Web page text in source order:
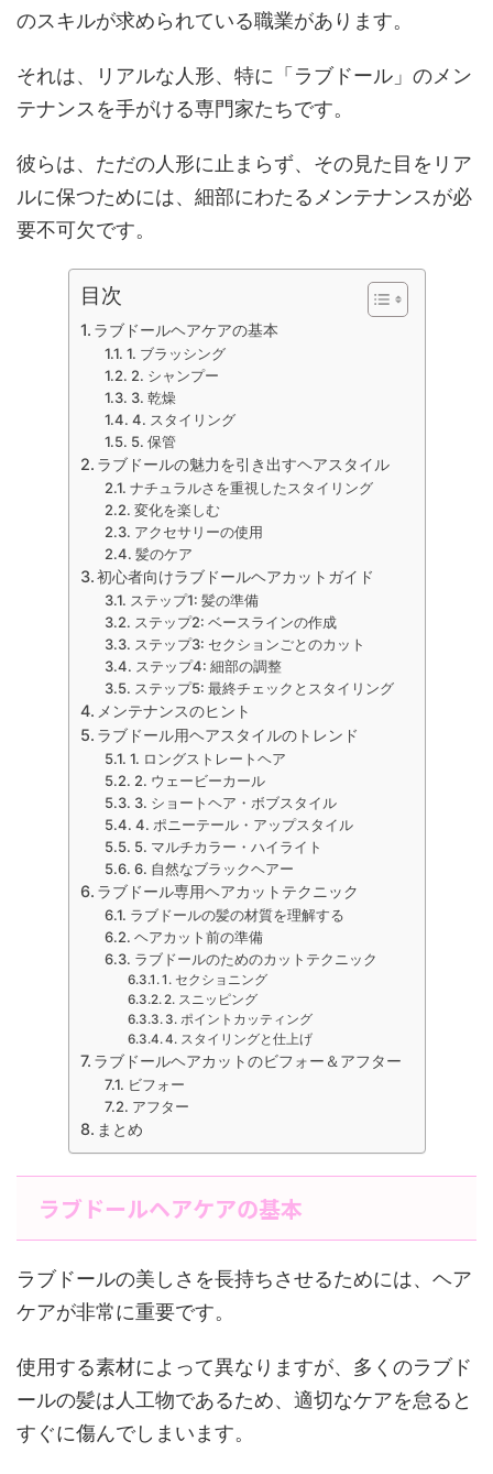
のスキルが求められている職業があります。
それは、リアルな人形、特に「ラブドール」のメン
テナンスを手がける専門家たちです。
彼らは、ただの人形に止まらず、その見た目をリア
ルに保つためには、細部にわたるメンテナンスが必
要不可欠です。
目次
ラブドールヘアケアの基本
1. ブラッシング
2. シャンプー
3. 乾燥
4. スタイリング
5. 保管
ラブドールの魅力を引き出すヘアスタイル
ナチュラルさを重視したスタイリング
変化を楽しむ
アクセサリーの使用
髪のケア
初心者向けラブドールヘアカットガイド
ステップ1: 髪の準備
ステップ2: ベースラインの作成
ステップ3: セクションごとのカット
ステップ4: 細部の調整
ステップ5: 最終チェックとスタイリング
メンテナンスのヒント
ラブドール用ヘアスタイルのトレンド
1. ロングストレートヘア
2. ウェービーカール
3. ショートヘア・ボブスタイル
4. ポニーテール・アップスタイル
5. マルチカラー・ハイライト
6. 自然なブラックヘアー
ラブドール専用ヘアカットテクニック
ラブドールの髪の材質を理解する
ヘアカット前の準備
ラブドールのためのカットテクニック
1. セクショニング
2. スニッピング
3. ポイントカッティング
4. スタイリングと仕上げ
ラブドールヘアカットのビフォー＆アフター
ビフォー
アフター
まとめ
ラブドールヘアケアの基本
ラブドールの美しさを長持ちさせるためには、ヘア
ケアが非常に重要です。
使用する素材によって異なりますが、多くのラブド
ールの髪は人工物であるため、適切なケアを怠ると
すぐに傷んでしまいます。